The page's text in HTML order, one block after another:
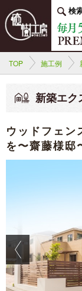
検
TOP 施工例
新築エク
ウッドフェン
を〜齋藤様邸